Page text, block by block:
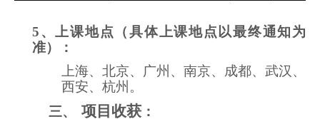
5 、上课地点（具体上课地点以最终通知为
准）：
上海、北京、广州、南京、成都、武汉、
西安、杭州。
三、
项目收获 ：